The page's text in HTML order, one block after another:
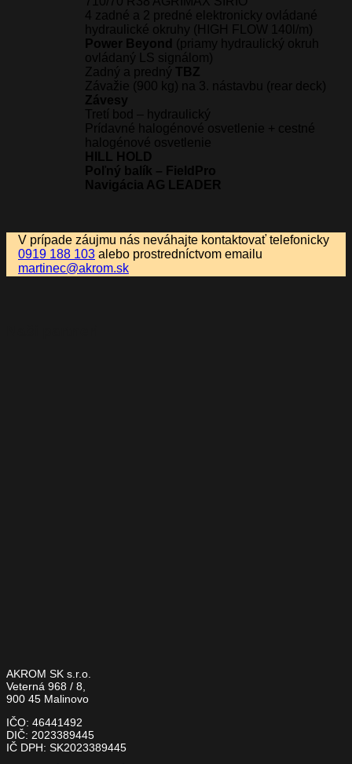
4 zadné a 2 predné elektronicky ovládané
hydraulické okruhy (HIGH FLOW 140l/m)
Power Beyond (priamy hydraulický okruh
ovládaný LS signálom)
Zadný a predný TBZ
Závažie (900 kg) na 3. nástavbu (rear deck)
Závesy
Tretí bod – hydraulický
Prídavné halogénové osvetlenie + cestné
halogénové osvetlenie
HILL HOLD
Poľný balík – FieldPro
Navigácia AG LEADER
V prípade záujmu nás neváhajte kontaktovať telefonicky
0919 188 103 alebo prostredníctvom emailu
martinec@akrom.sk
AKROM SK s.r.o.
Veterná 968 / 8,
900 45 Malinovo
IČO: 46441492
DIČ: 2023389445
IČ DPH: SK2023389445